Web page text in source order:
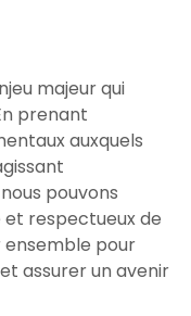
majeur qui
prenant
auxquels
pouvons
respectueux de
ensemble pour
assurer un avenir